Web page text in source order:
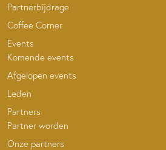
Partnerbijdrage
Coffee Corner
Events
Komende events
Afgelopen events
Leden
Partners
Partner worden
Onze partners